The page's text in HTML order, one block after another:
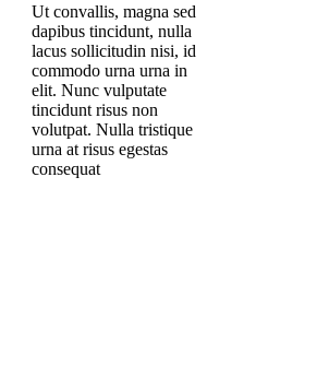
Ut convallis, magna sed
dapibus tincidunt, nulla
lacus sollicitudin nisi, id
commodo urna urna in
elit. Nunc vulputate
tincidunt risus non
volutpat. Nulla tristique
urna at risus egestas
consequat